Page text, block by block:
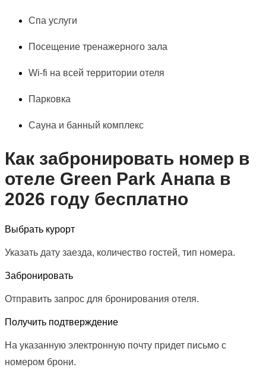
Спа услуги
Посещение тренажерного зала
Wi-fi на всей территории отеля
Парковка
Сауна и банный комплекс
Как забронировать номер в
отеле Green Park Анапа в
2026 году бесплатно
Выбрать курорт
Указать дату заезда, количество гостей, тип номера.
Забронировать
Отправить запрос для бронирования отеля.
Получить подтверждение
На указанную электронную почту придет письмо с
номером брони.